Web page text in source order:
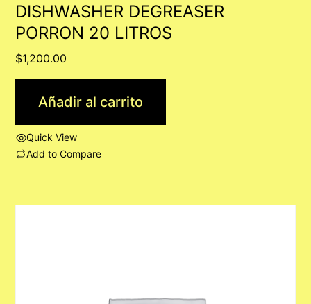
DISHWASHER DEGREASER
PORRON 20 LITROS
$1,200.00
Añadir al carrito
Quick View
Add to Compare